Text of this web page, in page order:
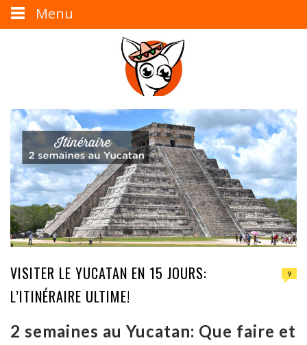
VISITER LE YUCATAN EN 15 JOURS:
L’ITINÉRAIRE ULTIME!
9
2 semaines au Yucatan: Que faire et
Menu